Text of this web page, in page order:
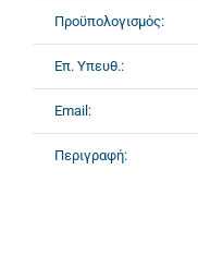
Προϋπολογισμός:
Επ. Υπευθ.:
Email:
Περιγραφή: